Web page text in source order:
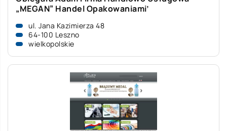
„MEGAN” Handel Opakowaniami’
ul. Jana Kazimierza 48
64-100 Leszno
wielkopolskie